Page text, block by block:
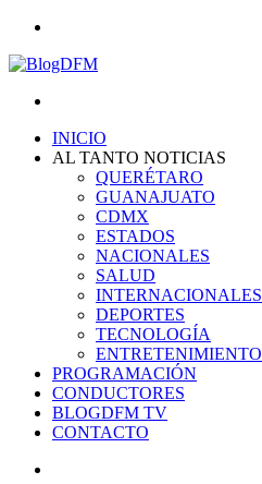
INICIO
AL TANTO NOTICIAS
QUERÉTARO
GUANAJUATO
CDMX
ESTADOS
NACIONALES
SALUD
INTERNACIONALES
DEPORTES
TECNOLOGÍA
ENTRETENIMIENTO
PROGRAMACIÓN
CONDUCTORES
BLOGDFM TV
CONTACTO